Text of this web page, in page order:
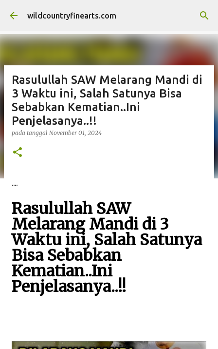
Langsung ke konten utama
wildcountryfinearts.com
Rasulullah SAW Melarang Mandi di
3 Waktu ini, Salah Satunya Bisa
Sebabkan Kematian..Ini
Penjelasanya..!!
pada tanggal November 01, 2024
....
Rasulullah SAW
Melarang Mandi di 3
Waktu ini, Salah Satunya
Bisa Sebabkan
Kematian..Ini
Penjelasanya..!!